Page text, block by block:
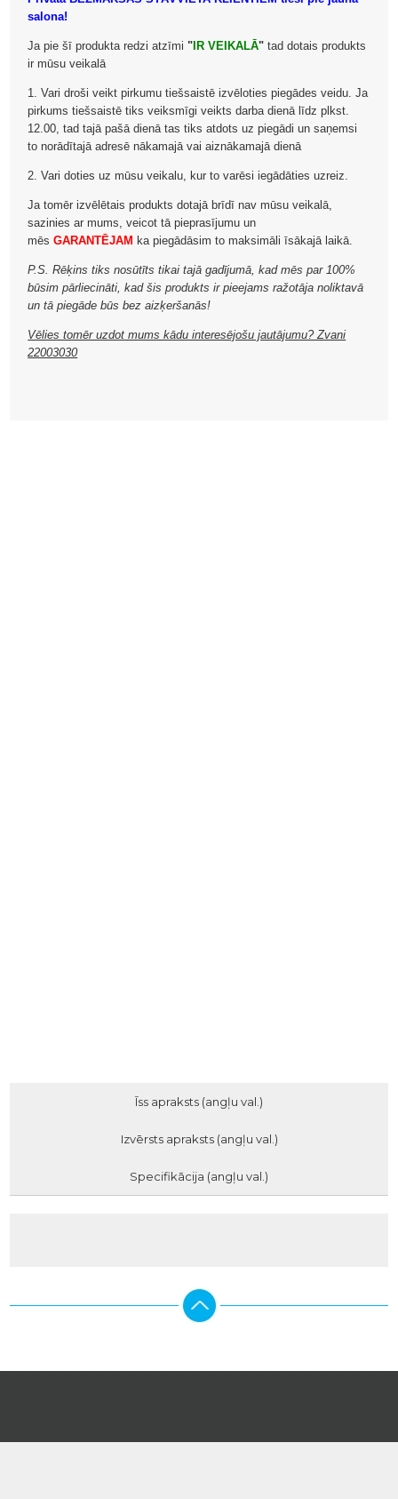
salona!
Ja pie šī produkta redzi atzīmi " IR VEIKALĀ" tad dotais produkts
ir mūsu veikalā
1. Vari droši veikt pirkumu tiešsaistē izvēloties piegādes veidu. Ja
pirkums tiešsaistē tiks veiksmīgi veikts darba dienā līdz plkst.
12.00, tad tajā pašā dienā tas tiks atdots uz piegādi un saņemsi
to norādītajā adresē nākamajā vai aiznākamajā dienā
2. Vari doties uz mūsu veikalu, kur to varēsi iegādāties uzreiz.
Ja tomēr izvēlētais produkts dotajā brīdī nav mūsu veikalā,
sazinies ar mums, veicot tā pieprasījumu un
mēsGARANTĒJAM ka piegādāsim to maksimāli īsākajā laikā.
P.S. Rēķins tiks nosūtīts tikai tajā gadījumā, kad mēs par 100%
būsim pārliecināti, kad šis produkts ir pieejams ražotāja noliktavā
un tā piegāde būs bez aizķeršanās!
Vēlies tomēr uzdot mums kādu interesējošu jautājumu? Zvani
22003030
Īss apraksts (angļu val.)
Izvērsts apraksts (angļu val.)
Specifikācija (angļu val.)